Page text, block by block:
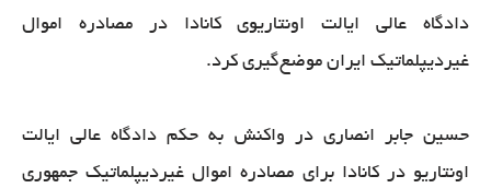
دادگاه عالی ایالت اونتاریوی کانادا در مصادره اموال
غیردیپلماتیک ایران موضع‌گیری کرد.
حسین جابر انصاری در واکنش به حکم دادگاه عالی ایالت
اونتاریو در کانادا برای مصادره اموال غیردیپلماتیک جمهوری